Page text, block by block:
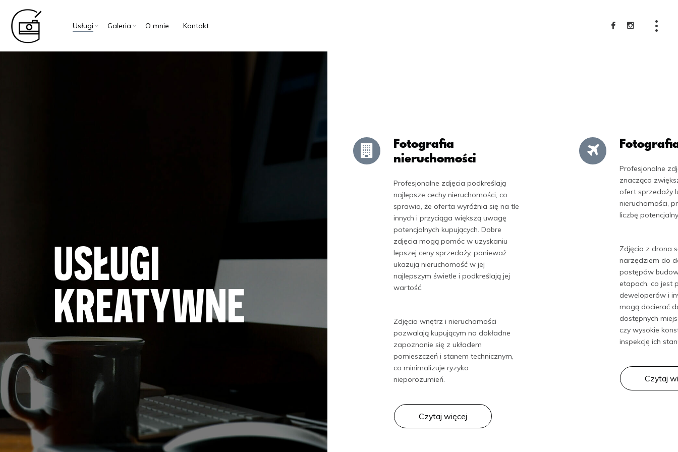
Usługi Galeria O mnie Kontakt
USŁUGI
KREATYWNE
Fotografia
nieruchomości
Profesjonalne zdjęcia podkreślają
najlepsze cechy nieruchomości, co
sprawia, że oferta wyróżnia się na tle
innych i przyciąga większą uwagę
potencjalnych kupujących. Dobre
zdjęcia mogą pomóc w uzyskaniu
lepszej ceny sprzedaży, ponieważ
ukazują nieruchomość w jej
najlepszym świetle i podkreślają jej
wartość.
Zdjęcia wnętrz i nieruchomości
pozwalają kupującym na dokładne
zapoznanie się z układem
pomieszczeń i stanem technicznym,
co minimalizuje ryzyko
nieporozumień.
Czytaj więcej
Profesjonalne
znacząco
ofert sprzedaży
nieruchomości,
liczbę
Zdjęcia z drona
narzędziem do
postępów
etapach, co jest
deweloperów i
mogą docierać
dostępnych
czy wysokie
inspekcję ich
Czytaj
O mnie
Polityka prywatności
Kontakt
Copyright © 2024 Mariusz Guć